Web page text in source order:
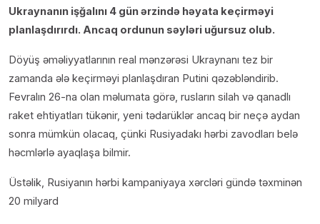
Ukraynanın işğalını 4 gün ərzində həyata keçirməyi
planlaşdırırdı. Ancaq ordunun səyləri uğursuz olub.
Döyüş əməliyyatlarının real mənzərəsi Ukraynanı tez bir
zamanda ələ keçirməyi planlaşdıran Putini qəzəbləndirib.
Fevralın 26-na olan məlumata görə, rusların silah və qanadlı
raket ehtiyatları tükənir, yeni tədarüklər ancaq bir neçə aydan
sonra mümkün olacaq, çünki Rusiyadakı hərbi zavodları belə
həcmlərlə ayaqlaşa bilmir.
Üstəlik, Rusiyanın hərbi kampaniyaya xərcləri gündə təxminən
20 milyard